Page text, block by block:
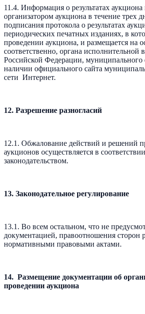
11.4. Информация о результатах аукциона
организатором аукциона в течение трех
подписания протокола о результатах
периодических печатных изданиях, в
проведении аукциона, и размещается на
соответственно, органа исполнительной
Российской Федерации, муниципального
наличии официального сайта
сети Интернет.
12. Разрешение разногласий
12.1. Обжалование действий и решений
аукционов осуществляется в
законодательством.
13. Законодательное регулирование
13.1. Во всем остальном, что не
документацией, правоотношения сторон
нормативными правовыми актами.
14. Размещение документации об
проведении аукциона